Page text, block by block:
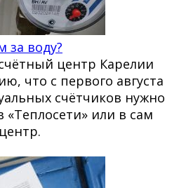
за воду?
центр Карелии
что с первого августа
счётчиков нужно
«Теплосети» или в сам